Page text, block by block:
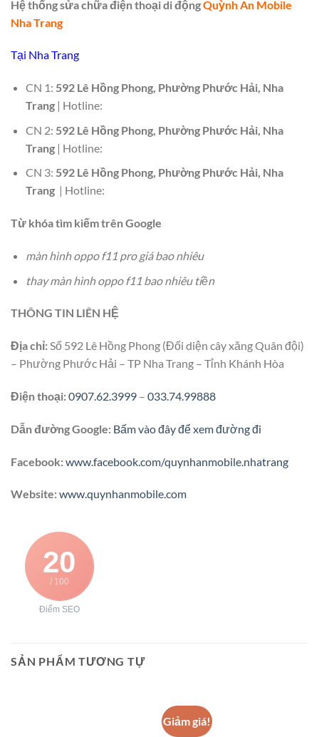
Hệ thống sửa chữa điện thoại di độngQuỳnh An Mobile
Nha Trang
Tại Nha Trang
CN 1: 592 Lê Hồng Phong, Phường Phước Hải, Nha
Trang| Hotline:
CN 2: 592 Lê Hồng Phong, Phường Phước Hải, Nha
Trang| Hotline:
CN 3: 592 Lê Hồng Phong, Phường Phước Hải, Nha
Trang| Hotline:
Từ khóa tìm kiếm trên Google
màn hình oppo f11 pro giá bao nhiêu
thay màn hình oppo f11 bao nhiêu tiền
THÔNG TIN LIÊN HỆ
Địa chỉ:Số 592 Lê Hồng Phong (Đối diện cây xăng Quân đội)
– Phường Phước Hải – TP Nha Trang – Tỉnh Khánh Hòa
Điện thoại:0907.62.3999 – 033.74.99888
Dẫn đường Google: Bấm vào đây để xem đường đi
Facebook:www.facebook.com/quynhanmobile.nhatrang
Website:www.quynhanmobile.com
20
/ 100
Điểm SEO
SẢN PHẨM TƯƠNG TỰ
Giảm giá!